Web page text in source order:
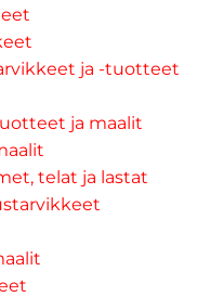
ja -tuotteet
ja maalit
telat ja lastat